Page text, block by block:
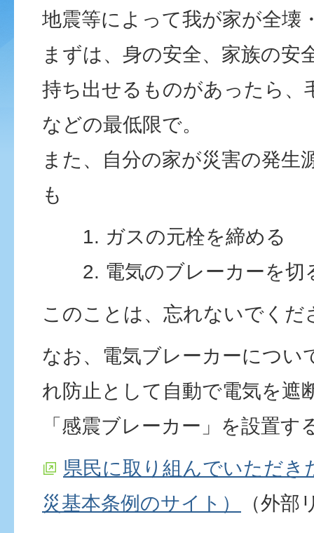
地震等によって我が家が全壊
まずは、身の安全、家族の安
持ち出せるものがあったら、
などの最低限で。
また、自分の家が災害の発生
も
ガスの元栓を締める
電気のブレーカーを切
このことは、忘れないでくだ
なお、電気ブレーカーについ
れ防止として自動で電気を遮
「感震ブレーカー」を設置
県民に取り組んでいただき
災基本条例のサイト）
（外部